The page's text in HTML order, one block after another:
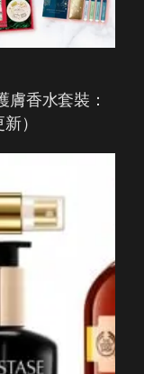
膚香水套裝：
）